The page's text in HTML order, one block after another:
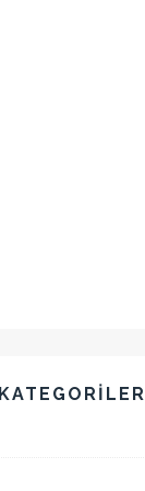
KATEGORILER